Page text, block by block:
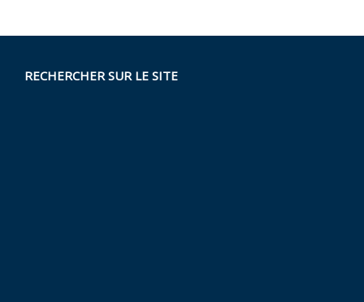
RECHERCHER SUR LE SITE